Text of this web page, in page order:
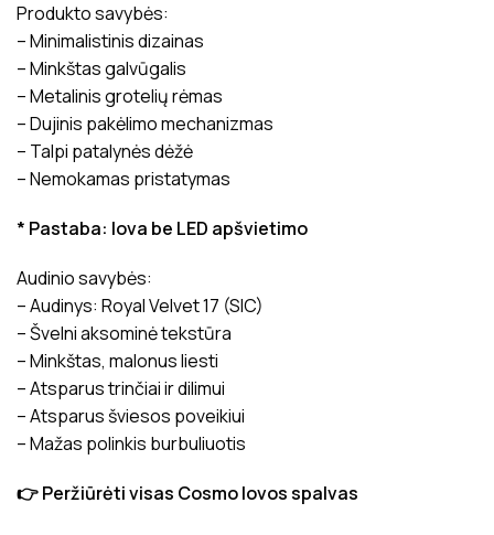
Produkto savybės:
– Minimalistinis dizainas
– Minkštas galvūgalis
– Metalinis grotelių rėmas
– Dujinis pakėlimo mechanizmas
– Talpi patalynės dėžė
– Nemokamas pristatymas
* Pastaba: lova be LED apšvietimo
Audinio savybės:
– Audinys: Royal Velvet 17 (SIC)
– Švelni aksominė tekstūra
– Minkštas, malonus liesti
– Atsparus trinčiai ir dilimui
– Atsparus šviesos poveikiui
– Mažas polinkis burbuliuotis
👉 Peržiūrėti visas Cosmo lovos spalvas